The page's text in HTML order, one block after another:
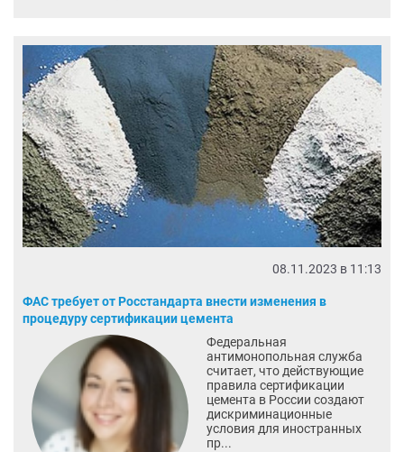
08.11.2023 в 11:13
ФАС требует от Росстандарта внести изменения в
процедуру сертификации цемента
Федеральная
антимонопольная служба
считает, что действующие
правила сертификации
цемента в России создают
дискриминационные
условия для иностранных
пр...